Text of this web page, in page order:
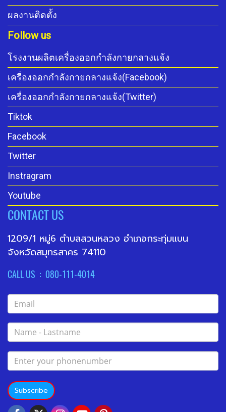
ผลงานติดตั้ง
Follow us
โรงงานผลิตเครื่องออกกำลังกายกลางแจ้ง
เครื่องออกกำลังกายกลางแจ้ง(Facebook)
เครื่องออกกำลังกายกลางแจ้ง(Twitter)
Tiktok
Facebook
Twitter
Instragram
Youtube
CONTACT US
1209/1 หมู่6 ตำบลสวนหลวง อำเภอกระทุ่มแบน
จังหวัดสมุทรสาคร 74110
CALL US : 080-111-4014
Subscribe